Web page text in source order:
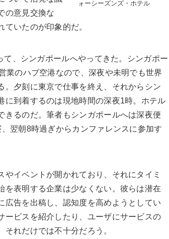
ォーシーズンズ・ホテル
の意見交換な
いたのが印象的だ。
、シンガポールへやってきた。シンガポー
業のハブ空港なので、深夜や未明でも世界
。夕刻に東京で仕事を終え、それからシン
に到着するのは現地時間の深夜1時。ホテル
きるのだ。筆者もシンガポールへは深夜便
翌朝8時過ぎからカンファレンスに参加す
イベントが開かれており、それにタイミ
を表明する企業は少なくない。彼らは潜在
広告を出稿し、認知度を高めようとしてい
ービスを紹介したり、ユーザにサービスの
れだけでは不十分だろう。